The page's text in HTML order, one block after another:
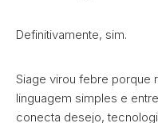
Definitivamente, sim.
Siage virou febre porque
linguagem simples e
conecta desejo,